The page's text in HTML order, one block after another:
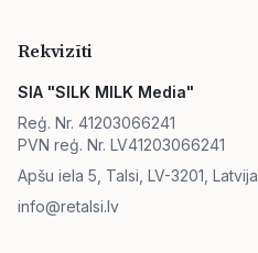
Rekvizīti
SIA "SILK MILK Media"
Reģ. Nr. 41203066241
PVN reģ. Nr. LV41203066241
Apšu iela 5, Talsi, LV-3201, Latvija
info@retalsi.lv